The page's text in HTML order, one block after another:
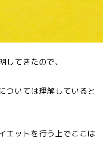
してきたので、
ついては理解していると
エットを行う上でここは